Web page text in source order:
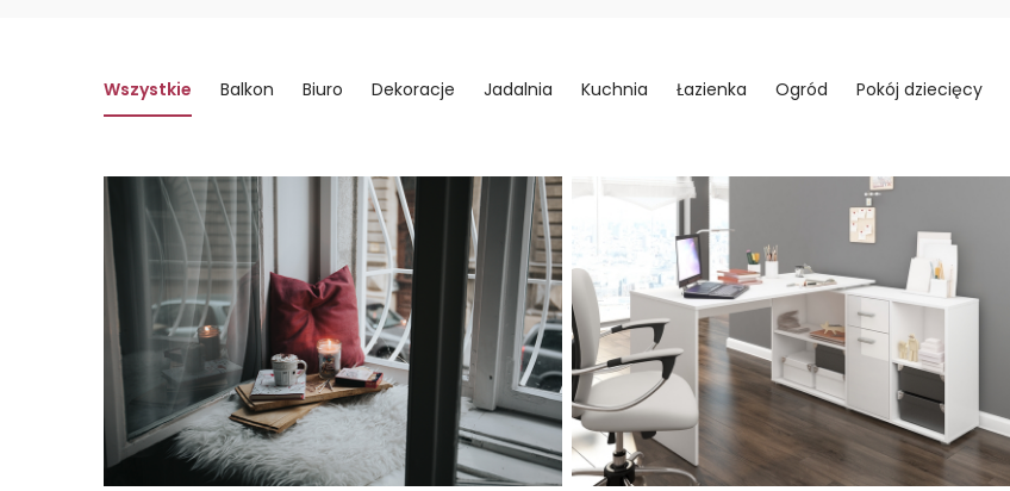
Wszystkie Balkon Biuro Dekoracje Jadalnia Kuchnia Łazienka Ogród Pokój dziecięcy